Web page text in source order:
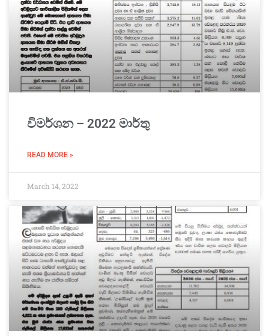
විමර්ශන – 2022 මාර්තු
READ MORE »
March 14, 2022